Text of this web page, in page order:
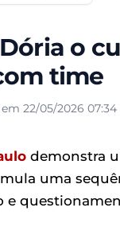
o
time
22/05/2026 07:34
demonstra
uma
e